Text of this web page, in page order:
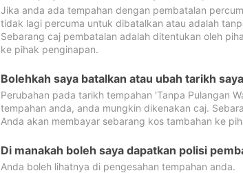
Jika anda ada tempahan dengan pembatalan
tidak lagi percuma untuk dibatalkan atau adalah
Sebarang caj pembatalan adalah ditentukan oleh
ke pihak penginapan.
Bolehkah saya batalkan atau ubah tarikh
Perubahan pada tarikh tempahan 'Tanpa Pulangan
tempahan anda, anda mungkin dikenakan caj.
Anda akan membayar sebarang kos tambahan ke
Di manakah boleh saya dapatkan polisi
Anda boleh lihatnya di pengesahan tempahan anda.